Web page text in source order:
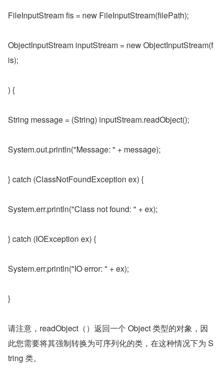
FileInputStream fis = new FileInputStream(filePath);
ObjectInputStream inputStream = new ObjectInputStream(f
is);
) {
String message = (String) inputStream.readObject();
System.out.println("Message: " + message);
} catch (ClassNotFoundException ex) {
System.err.println("Class not found: " + ex);
} catch (IOException ex) {
System.err.println("IO error: " + ex);
}
请注意，readObject（）返回一个 Object 类型的对象，因
此您需要将其强制转换为可序列化的类，在这种情况下为 S
tring 类。